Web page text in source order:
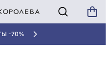
-70%
брелок
БРЕЛОК